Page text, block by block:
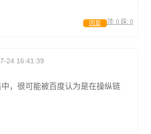
顶: 0 踩: 0
回复
24 16:41:39
，很可能被百度认为是在操纵链